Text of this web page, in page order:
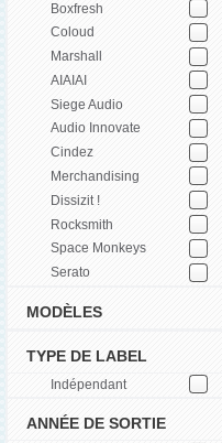
Boxfresh
Coloud
Marshall
AIAIAI
Siege Audio
Audio Innovate
Cindez
Merchandising
Dissizit !
Rocksmith
Space Monkeys
Serato
MODÈLES
TYPE DE LABEL
Indépendant
ANNÉE DE SORTIE